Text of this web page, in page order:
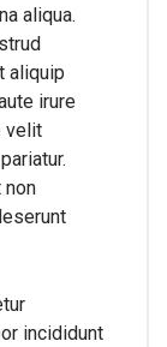
aliqua.
aliquip
irure
velit
non
incididunt